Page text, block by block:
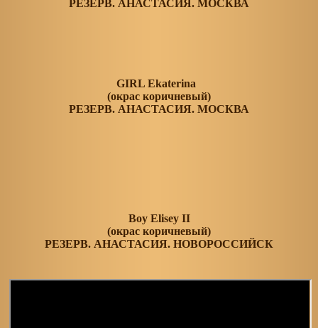
РЕЗЕРВ. АНАСТАСИЯ. МОСКВА
GIRL Ekaterina
(окрас коричневый)
РЕЗЕРВ. АНАСТАСИЯ. МОСКВА
Boy Elisey II
(окрас коричневый)
РЕЗЕРВ. АНАСТАСИЯ. НОВОРОССИЙСК